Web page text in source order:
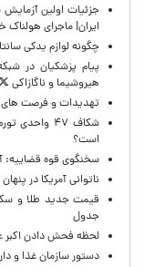
جزئیات اولین
ایران| ماجرای هولناک خروج ۱۸۰ هزار گلوله ساچمه ای با حرارت
چگونه لوازم یدکی
پیام پزشکیان در
هیروشیما و ناگازاکی
تهدیدات و فرصت های
شکاف ۴۷
است؟
سخنگوی قوه قضاییه:
ناتوانی آمریکا در
جدول
لحظه‌ فحش دادن
دستور سازمان غذا و دارو برای